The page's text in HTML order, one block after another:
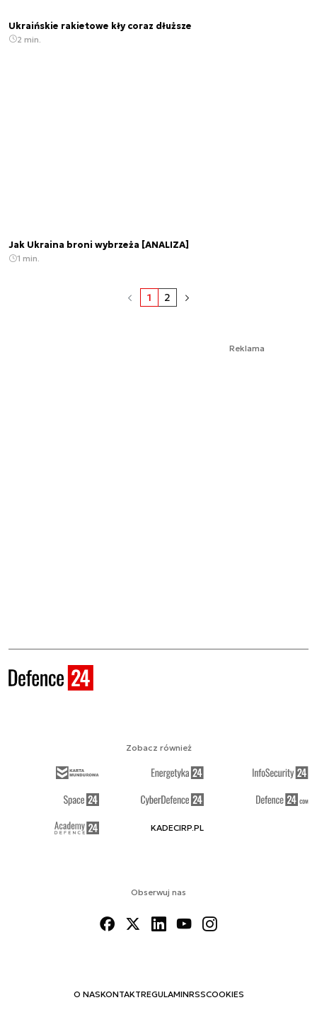
Ukraińskie rakietowe kły coraz dłuższe
2 min.
Jak Ukraina broni wybrzeża [ANALIZA]
1 min.
1 2
Reklama
Obserwuj nas
O NASKONTAKTREGULAMINRSSCOOKIES
Zobacz również
KADECIRP.PL